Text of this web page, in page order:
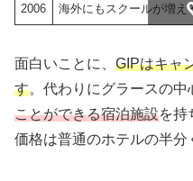
2006 海外にもスクールが増え
面白いことに、 GIPはキャ
す。代わりにグラースの中
ことができる宿泊施設を持
価格は普通のホテルの半分